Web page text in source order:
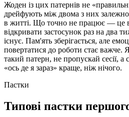
Жоден із цих патернів не
дрейфують між двома з них залежно
в житті. Що точно не працює — це
відкривати застосунок раз на два
існує. Пам'ять зберігається, але
повертатися до роботи стає важче.
такий патерн, не пропускай сесії,
«ось де я зараз» краще, ніж нічого.
Пастки
Типові пастки